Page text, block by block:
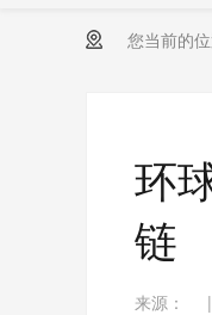
扶梯链条生产厂家
您当前的位
环
链
来源： |